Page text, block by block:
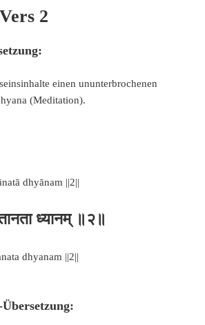
2
einen ununterbrochenen
(Meditation).
dhyānam ||2||
ध्यानम् ॥२॥
dhyanam ||2||